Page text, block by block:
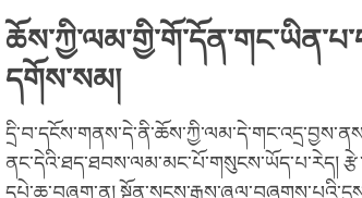
དགོས་སམ།
ནང་དེའི་ཐད་ཐབས་ལམ་མང་པོ་གསུངས་ཡོད་པ་རེད།
དཔེ་ཆ་བཞག་ན།